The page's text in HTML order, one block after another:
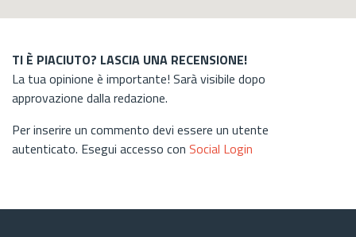
TI È PIACIUTO? LASCIA UNA RECENSIONE!
La tua opinione è importante! Sarà visibile dopo
approvazione dalla redazione.
Per inserire un commento devi essere un utente
autenticato. Esegui accesso con Social Login